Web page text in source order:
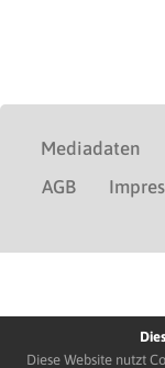
Mediadaten
AGB
Diese Website nutzt